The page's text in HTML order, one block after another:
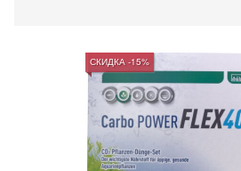
СКИДКА -15%